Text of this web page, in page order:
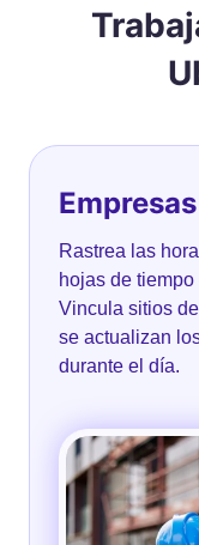
Rastrea las
hojas de
Vincula sitios
se actualizan
durante el día.